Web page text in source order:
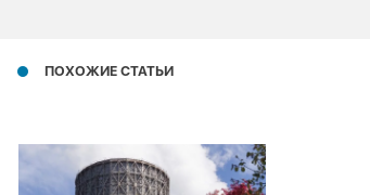
ПОХОЖИЕ СТАТЬИ